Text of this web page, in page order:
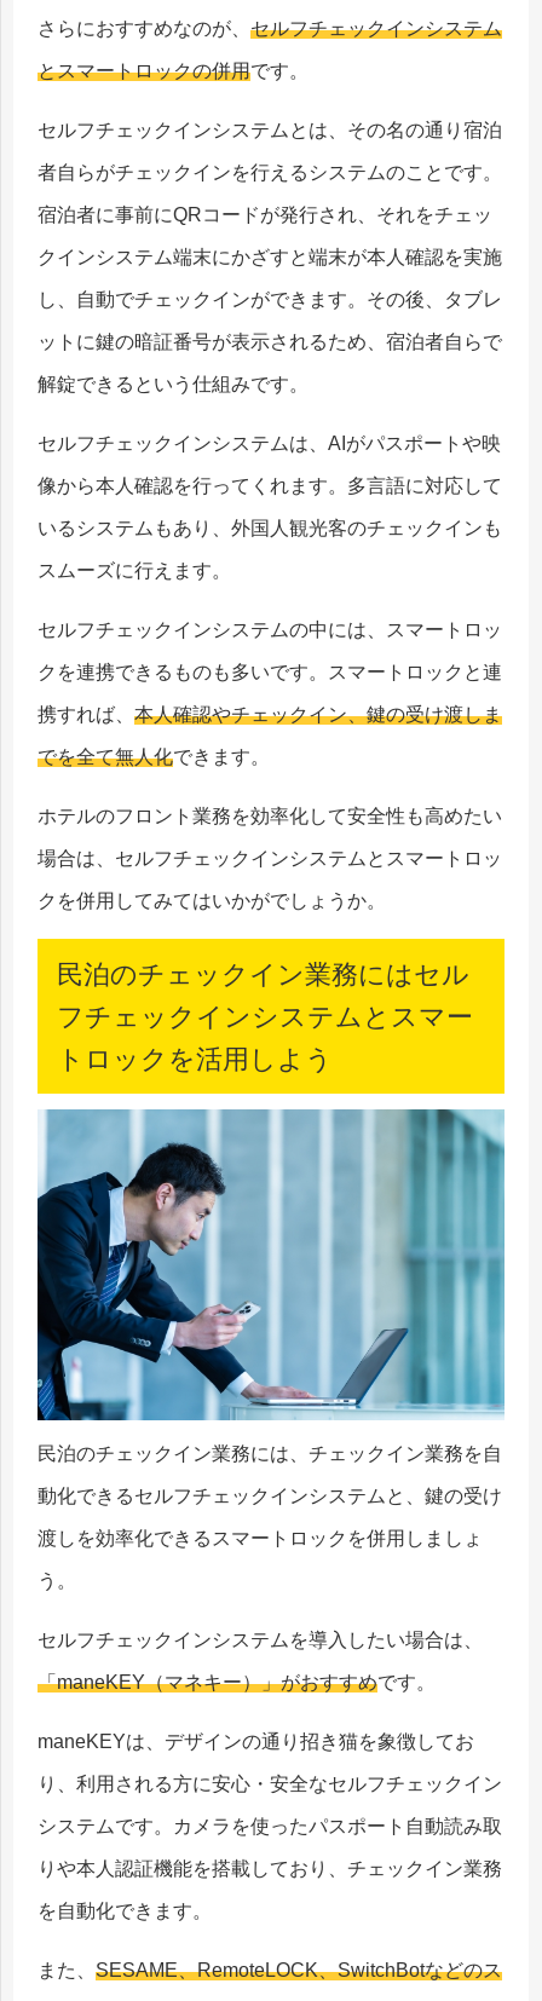
さらにおすすめなのが、セルフチェックインシステム
とスマートロックの併用です。
セルフチェックインシステムとは、その名の通り宿泊
者自らがチェックインを行えるシステムのことです。
宿泊者に事前にQRコードが発行され、それをチェッ
クインシステム端末にかざすと端末が本人確認を実施
し、自動でチェックインができます。その後、タブレ
ットに鍵の暗証番号が表示されるため、宿泊者自らで
解錠できるという仕組みです。
セルフチェックインシステムは、AIがパスポートや映
像から本人確認を行ってくれます。多言語に対応して
いるシステムもあり、外国人観光客のチェックインも
スムーズに行えます。
セルフチェックインシステムの中には、スマートロッ
クを連携できるものも多いです。スマートロックと連
携すれば、本人確認やチェックイン、鍵の受け渡しま
でを全て無人化できます。
ホテルのフロント業務を効率化して安全性も高めたい
場合は、セルフチェックインシステムとスマートロッ
クを併用してみてはいかがでしょうか。
民泊のチェックイン業務にはセル
フチェックインシステムとスマー
トロックを活用しよう
民泊のチェックイン業務には、チェックイン業務を自
動化できるセルフチェックインシステムと、鍵の受け
渡しを効率化できるスマートロックを併用しましょ
う。
セルフチェックインシステムを導入したい場合は、
「maneKEY（マネキー）」がおすすめです。
maneKEYは、デザインの通り招き猫を象徴してお
り、利用される方に安心・安全なセルフチェックイン
システムです。カメラを使ったパスポート自動読み取
りや本人認証機能を搭載しており、チェックイン業務
を自動化できます。
また、SESAME、RemoteLOCK、SwitchBotなどのス